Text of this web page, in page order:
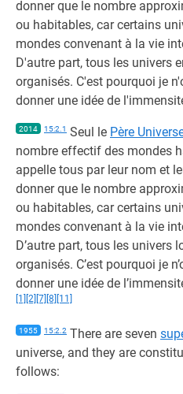
donner que le nombre
ou habitables, car certains
mondes convenant à la vie
D'autre part, tous les univers
organisés. C'est pourquoi je
donner une idée de
2014 15:2.1 Seul le Père
nombre effectif des mondes
appelle tous par leur nom et
donner que le nombre
ou habitables, car certains
mondes convenant à la vie
D’autre part, tous les univers
organisés. C’est pourquoi je
donner une idée de
[1] [2] [7] [8] [11]
1955 15:2.2 There are seven
universe, and they are
follows: